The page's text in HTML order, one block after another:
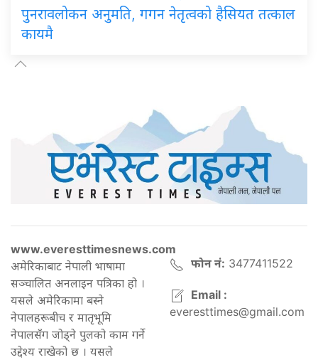
पुनरावलोकन अनुमति, गगन नेतृत्वको हैसियत तत्काल
कायमै
www.everesttimesnews.com
अमेरिकाबाट नेपाली भाषामा
सञ्चालित अनलाइन पत्रिका हो ।
यसले अमेरिकामा बस्ने
नेपालहरूबीच र मातृभूमि
नेपालसँग जोड्ने पुलको काम गर्ने
उद्देश्य राखेको छ । यसले
फोन नं: 3477411522
Email :
everesttimes@gmail.com